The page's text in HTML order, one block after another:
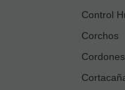
Control
Corchos